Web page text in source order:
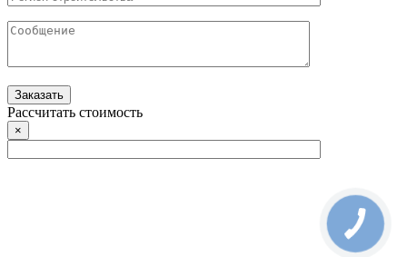
Рассчитать стоимость
×